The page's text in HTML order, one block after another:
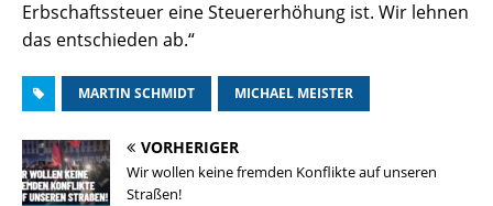
Erbschaftssteuer eine Steuererhöhung ist. Wir lehnen
das entschieden ab.“
MARTIN SCHMIDT MICHAEL MEISTER
VORHERIGER
Wir wollen keine fremden Konflikte auf unseren
Straßen!